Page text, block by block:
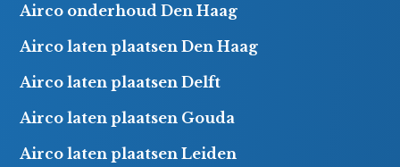
Airco onderhoud Den Haag
Airco laten plaatsen Den Haag
Airco laten plaatsen Delft
Airco laten plaatsen Gouda
Airco laten plaatsen Leiden